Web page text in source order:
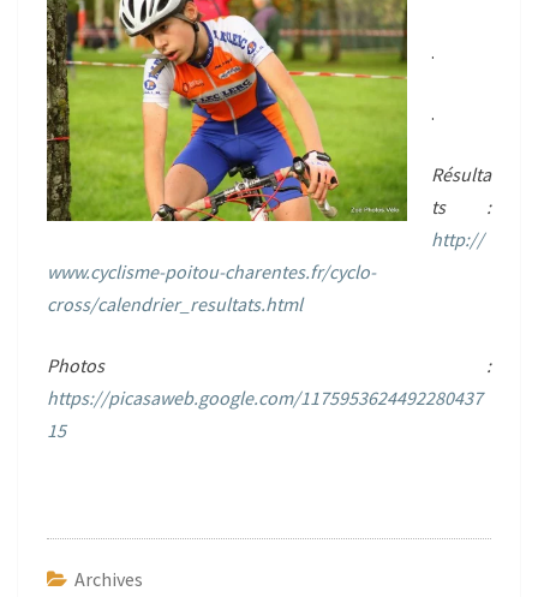
.
.
Résulta
ts :
http://
www.cyclisme-poitou-charentes.fr/cyclo-
cross/calendrier_resultats.html
Photos :
https://picasaweb.google.com/1175953624492280437
15
Archives